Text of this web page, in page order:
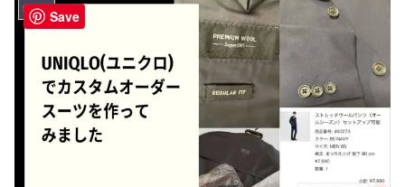
MONO Save